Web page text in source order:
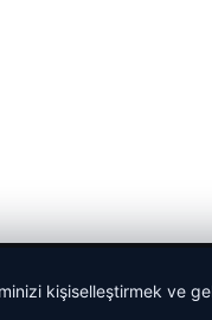
kişiselleştirmek ve